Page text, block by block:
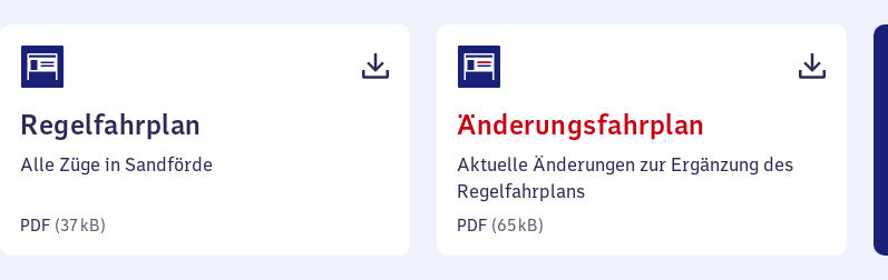
Regelfahrplan
37
Alle Züge in Sandförde
PDF (37 kB)
Änderungsfahrplan
65
Aktuelle Änderungen zur Ergänzung des
Regelfahrplans
PDF (65 kB)